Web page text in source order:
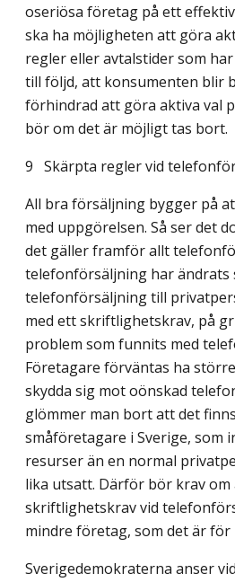
oseriösa företag på ett
ska ha möjligheten att göra
regler eller avtalstider som
till följd, att konsumenten blir
förhindrad att göra aktiva val
bör om det är möjligt tas bort.
9 Skärpta regler vid
All bra försäljning bygger på
med uppgörelsen. Så ser det
det gäller framför allt
telefonförsäljning har ändrats
telefonförsäljning till
med ett skriftlighetskrav, på
problem som funnits med
Företagare förväntas ha
skydda sig mot oönskad
glömmer man bort att det
småföretagare i Sverige, som
resurser än en normal
lika utsatt. Därför bör krav
skriftlighetskrav vid
mindre företag, som det är
Sverigedemokraterna anser